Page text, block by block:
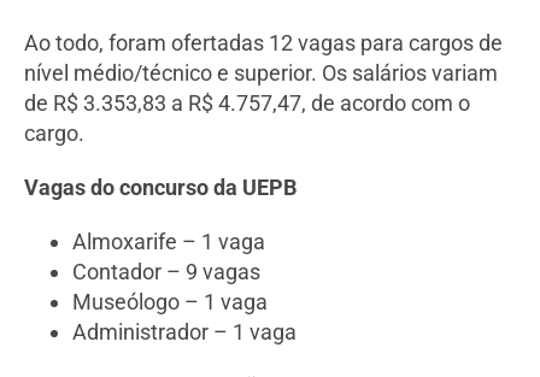
Ao todo, foram ofertadas 12 vagas para cargos de
nível médio/técnico e superior. Os salários variam
de R$ 3.353,83 a R$ 4.757,47, de acordo com o
cargo.
Vagas do concurso da UEPB
Almoxarife – 1 vaga
Contador – 9 vagas
Museólogo – 1 vaga
Administrador – 1 vaga